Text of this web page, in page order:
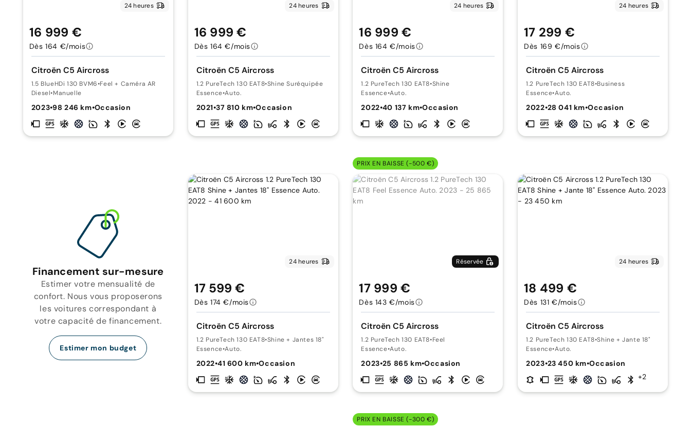
24 heures
Citroën C5 Aircross
1.5 BlueHDi 130 BVM6•Feel + Caméra AR
Diesel•Manuelle
2023•98 246 km•Occasion
16 999 €
Dès 164 €/mois
24 heures
Citroën C5 Aircross
1.2 PureTech 130 EAT8•Shine Suréquipée
Essence•Auto.
2021•37 810 km•Occasion
16 999 €
Dès 164 €/mois
24 heures
Citroën C5 Aircross
1.2 PureTech 130 EAT8•Shine
Essence•Auto.
2022•40 137 km•Occasion
16 999 €
Dès 164 €/mois
24 heures
Citroën C5 Aircross
1.2 PureTech 130 EAT8•Business
Essence•Auto.
2022•28 041 km•Occasion
17 299 €
Dès 169 €/mois
Financement sur-mesure
Estimer votre mensualité de
confort. Nous vous proposerons
les voitures correspondant à
votre capacité de financement.
Estimer mon budget
24 heures
Citroën C5 Aircross
1.2 PureTech 130 EAT8•Shine + Jantes 18"
Essence•Auto.
2022•41 600 km•Occasion
17 599 €
Dès 174 €/mois
PRIX EN BAISSE (-500 €)
Réservée
Citroën C5 Aircross
1.2 PureTech 130 EAT8•Feel
Essence•Auto.
2023•25 865 km•Occasion
17 999 €
Dès 143 €/mois
24 heures
Citroën C5 Aircross
1.2 PureTech 130 EAT8•Shine + Jante 18"
Essence•Auto.
2023•23 450 km•Occasion
+2
18 499 €
Dès 131 €/mois
PRIX EN BAISSE (-300 €)